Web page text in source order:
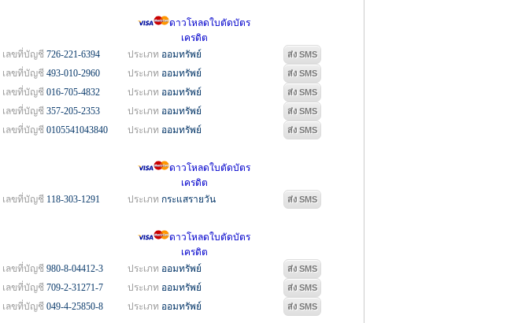
ดาวโหลดใบตัดบัตร
เครดิต
เลขที่บัญชี 726-221-6394 ประเภท ออมทรัพย์
เลขที่บัญชี 493-010-2960 ประเภท ออมทรัพย์
เลขที่บัญชี 016-705-4832 ประเภท ออมทรัพย์
เลขที่บัญชี 357-205-2353 ประเภท ออมทรัพย์
เลขที่บัญชี 0105541043840 ประเภท ออมทรัพย์
ดาวโหลดใบตัดบัตร
เครดิต
เลขที่บัญชี 118-303-1291 ประเภท กระแสรายวัน
ดาวโหลดใบตัดบัตร
เครดิต
เลขที่บัญชี 980-8-04412-3 ประเภท ออมทรัพย์
เลขที่บัญชี 709-2-31271-7 ประเภท ออมทรัพย์
เลขที่บัญชี 049-4-25850-8 ประเภท ออมทรัพย์